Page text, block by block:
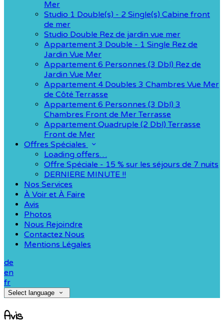
Mer
Studio 1 Double(s) - 2 Single(s) Cabine front
de mer
Studio Double Rez de jardin vue mer
Appartement 3 Double - 1 Single Rez de
Jardin Vue Mer
Appartement 6 Personnes (3 Dbl) Rez de
Jardin Vue Mer
Appartement 4 Doubles 3 Chambres Vue Mer
de Côté Terrasse
Appartement 6 Personnes (3 Dbl) 3
Chambres Front de Mer Terrasse
Appartement Quadruple (2 Dbl) Terrasse
Front de Mer
Offres Spéciales
Loading offers…
Offre Spéciale - 15 % sur les séjours de 7 nuits
DERNIERE MINUTE !!
Nos Services
À Voir et À Faire
Avis
Photos
Nous Rejoindre
Contactez Nous
Mentions Légales
de
en
fr
Select language
Avis